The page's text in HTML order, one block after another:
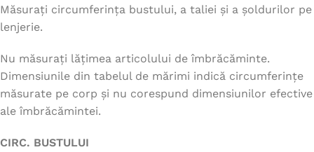
Măsurați circumferința bustului, a taliei și a șoldurilor pe
lenjerie.
Nu măsurați lățimea articolului de îmbrăcăminte.
Dimensiunile din tabelul de mărimi indică circumferințe
măsurate pe corp și nu corespund dimensiunilor efective
ale îmbrăcămintei.
CIRC. BUSTULUI